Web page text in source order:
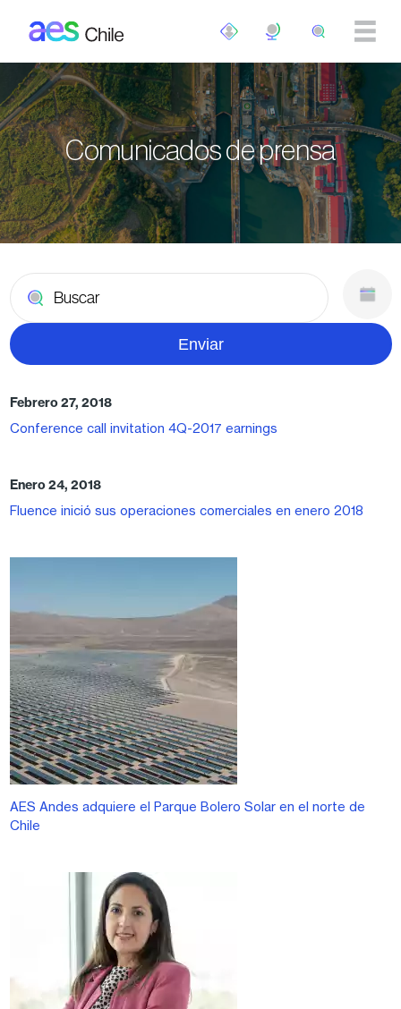
Comunicados de prensa
Febrero 27, 2018
Conference call invitation 4Q-2017 earnings
Enero 24, 2018
Fluence inició sus operaciones comerciales en enero 2018
AES Andes adquiere el Parque Bolero Solar en el norte de
Chile